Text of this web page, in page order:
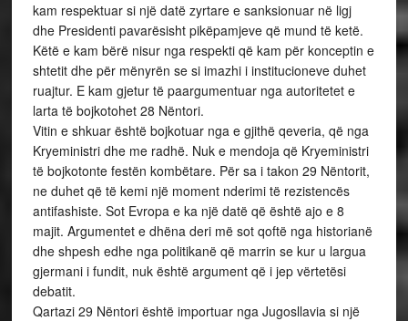
kam respektuar si një datë zyrtare e sanksionuar në ligj
dhe Presidenti pavarësisht pikëpamjeve që mund të ketë.
Këtë e kam bërë nisur nga respekti që kam për konceptin e
shtetit dhe për mënyrën se si imazhi i institucioneve duhet
ruajtur. E kam gjetur të paargumentuar nga autoritetet e
larta të bojkotohet 28 Nëntori.
Vitin e shkuar është bojkotuar nga e gjithë qeveria, që nga
Kryeministri dhe me radhë. Nuk e mendoja që Kryeministri
të bojkotonte festën kombëtare. Për sa i takon 29 Nëntorit,
ne duhet që të kemi një moment nderimi të rezistencës
antifashiste. Sot Evropa e ka një datë që është ajo e 8
majit. Argumentet e dhëna deri më sot qoftë nga historianë
dhe shpesh edhe nga politikanë që marrin se kur u largua
gjermani i fundit, nuk është argument që i jep vërtetësi
debatit.
Qartazi 29 Nëntori është importuar nga Jugosllavia si një